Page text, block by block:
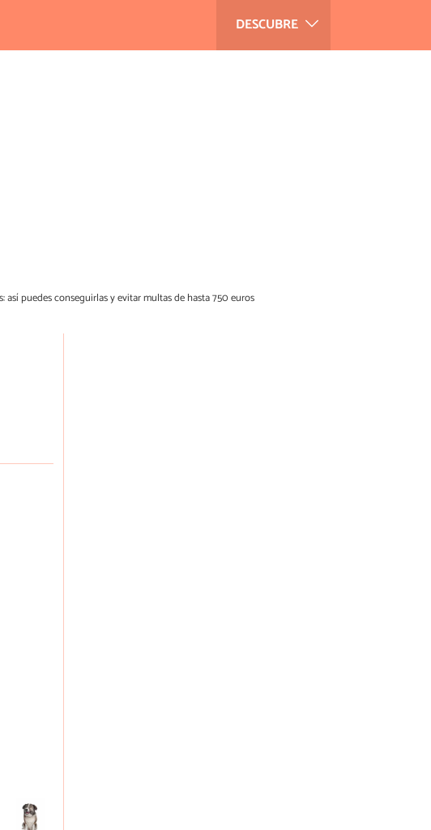
DESCUBRE
así puedes conseguirlas y evitar multas de hasta 750 euros